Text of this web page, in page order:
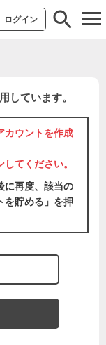
ログイン
しています。
カウントを作成
してください。
に再度、該当の
を貯める」を押